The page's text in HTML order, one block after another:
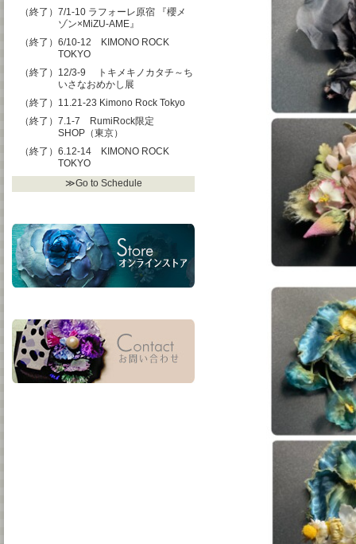
（終了）7/1-10 ラフォーレ原宿 『櫻メ
ゾン×MiZU-AME』
（終了）6/10-12 KIMONO ROCK
TOKYO
（終了）12/3-9 トキメキノカタチ～ち
いさなおめかし展
（終了）11.21-23 Kimono Rock Tokyo
（終了）7.1-7 RumiRock限定
SHOP（東京）
（終了）6.12-14 KIMONO ROCK
TOKYO
≫Go to Schedule